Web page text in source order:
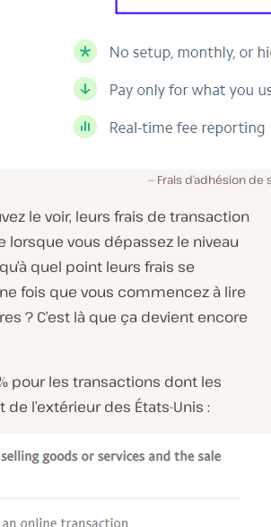
Frais d’adhésion de
le voir, leurs frais de transaction
vous dépassez le niveau
quel point leurs frais se
fois que vous commencez à lire
? C’est là que ça devient encore
pour les transactions dont les
l’extérieur des États-Unis :